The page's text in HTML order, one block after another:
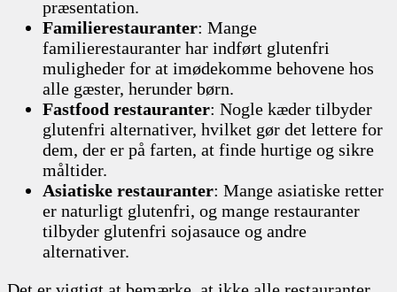
præsentation.
Familierestauranter: Mange
familierestauranter har indført glutenfri
muligheder for at imødekomme behovene hos
alle gæster, herunder børn.
Fastfood restauranter: Nogle kæder tilbyder
glutenfri alternativer, hvilket gør det lettere for
dem, der er på farten, at finde hurtige og sikre
måltider.
Asiatiske restauranter: Mange asiatiske retter
er naturligt glutenfri, og mange restauranter
tilbyder glutenfri sojasauce og andre
alternativer.